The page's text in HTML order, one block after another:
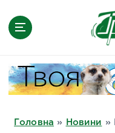
Головна » Новини »